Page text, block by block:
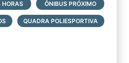
HORAS ÔNIBUS PRÓXIMO
QUADRA POLIESPORTIVA